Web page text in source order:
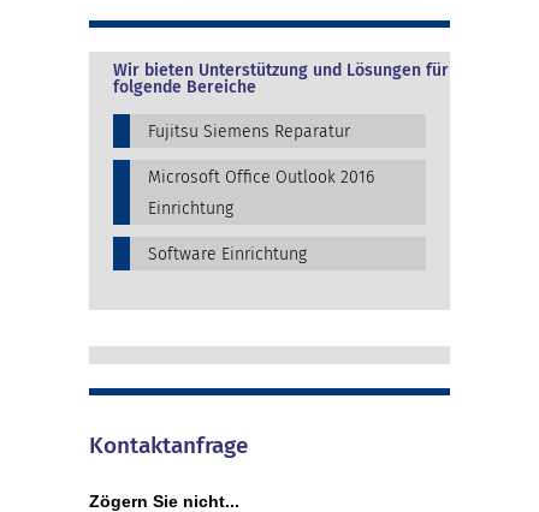
Wir bieten Unterstützung und Lösungen für
folgende Bereiche
Fujitsu Siemens Reparatur
Microsoft Office Outlook 2016
Einrichtung
Software Einrichtung
Kontaktanfrage
Zögern Sie nicht...